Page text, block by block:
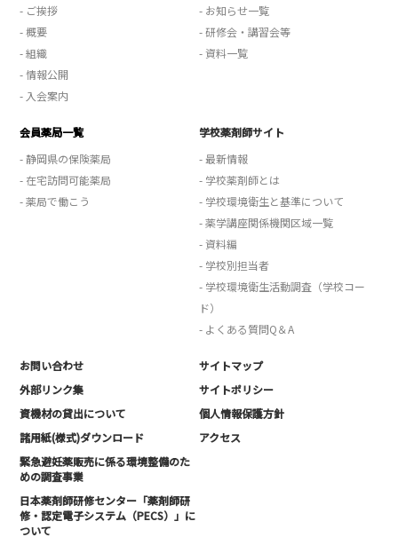
- ご挨拶
- 概要
- 組織
- 情報公開
- 入会案内
- お知らせ一覧
- 研修会・講習会等
- 資料一覧
会員薬局一覧
- 静岡県の保険薬局
- 在宅訪問可能薬局
- 薬局で働こう
学校薬剤師サイト
- 最新情報
- 学校薬剤師とは
- 学校環境衛生と基準について
- 薬学講座関係機関区域一覧
- 資料編
- 学校別担当者
- 学校環境衛生活動調査（学校コー
ド）
- よくある質問Q＆A
お問い合わせ
外部リンク集
資機材の貸出について
諸用紙(様式)ダウンロード
緊急避妊薬販売に係る環境整備のた
めの調査事業
日本薬剤師研修センター「薬剤師研
修・認定電子システム（PECS）」に
ついて
サイトマップ
サイトポリシー
個人情報保護方針
アクセス